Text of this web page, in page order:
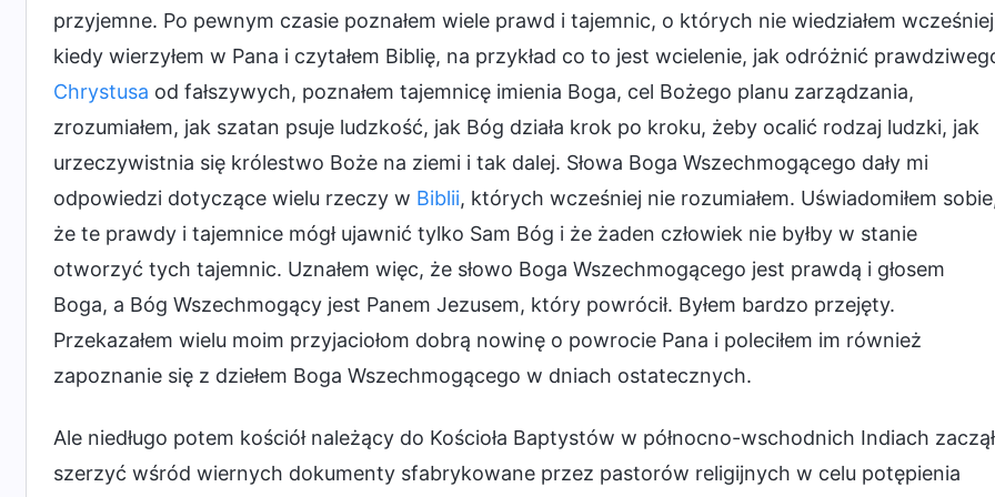
przyjemne. Po pewnym czasie poznałem wiele prawd i tajemnic, o których nie wiedziałem
kiedy wierzyłem w Pana i czytałem Biblię, na przykład co to jest wcielenie, jak odróżnić
Chrystusa od fałszywych, poznałem tajemnicę imienia Boga, cel Bożego planu zarządzania,
zrozumiałem, jak szatan psuje ludzkość, jak Bóg działa krok po kroku, żeby ocalić rodzaj ludzki, jak
urzeczywistnia się królestwo Boże na ziemi i tak dalej. Słowa Boga Wszechmogącego dały mi
odpowiedzi dotyczące wielu rzeczy w Biblii, których wcześniej nie rozumiałem. Uświadomiłem
że te prawdy i tajemnice mógł ujawnić tylko Sam Bóg i że żaden człowiek nie byłby w stanie
otworzyć tych tajemnic. Uznałem więc, że słowo Boga Wszechmogącego jest prawdą i głosem
Boga, a Bóg Wszechmogący jest Panem Jezusem, który powrócił. Byłem bardzo przejęty.
Przekazałem wielu moim przyjaciołom dobrą nowinę o powrocie Pana i poleciłem im również
zapoznanie się z dziełem Boga Wszechmogącego w dniach ostatecznych.
Ale niedługo potem kościół należący do Kościoła Baptystów w północno-wschodnich Indiach zaczął
szerzyć wśród wiernych dokumenty sfabrykowane przez pastorów religijnych w celu potępienia